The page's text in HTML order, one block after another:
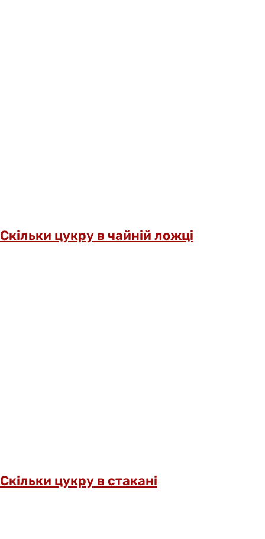
Скільки цукру в чайній ложці
Скільки цукру в стакані